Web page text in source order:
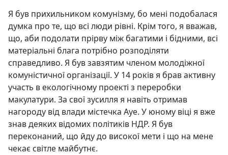
Я був прихильником комунізму, бо мені подобалася
думка про те, що всі люди рівні. Крім того, я вважав,
що, аби подолати прірву між багатими і бідними, всі
матеріальні блага потрібно розподіляти
справедливо. Я був завзятим членом молодіжної
комуністичної організації. У 14 років я брав активну
участь в екологічному проекті з переробки
макулатури. За свої зусилля я навіть отримав
нагороду від влади містечка Ауе. У юному віці я вже
знав деяких відомих політиків НДР. Я був
переконаний, що йду до високої мети і що на мене
чекає світле майбутнє.